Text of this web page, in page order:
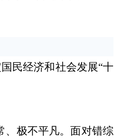
民经济和社会发展“十
、极不平凡。面对错综